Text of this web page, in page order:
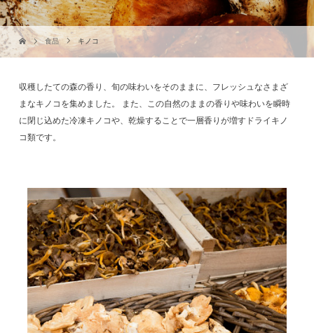
食品 キノコ
収穫したての森の香り、旬の味わいをそのままに、フレッシュなさまざ
まなキノコを集めました。
また、この自然のままの香りや味わいを瞬時
に閉じ込めた冷凍キノコや、乾燥することで一層香りが増すドライキノ
コ類です。